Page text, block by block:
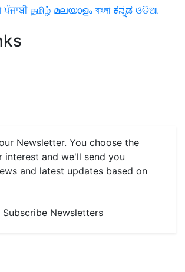
ਪੰਜਾਬੀ தமிழ் മലയാളം বাংলা ಕನ್ನಡ ଓଡିଆ
Newsletter. You choose the
interest and we'll send you
and latest updates based on
Subscribe Newsletters